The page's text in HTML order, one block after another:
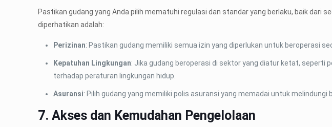
Pastikan gudang yang Anda pilih mematuhi regulasi dan standar yang berlaku, baik dari
diperhatikan adalah:
Perizinan: Pastikan gudang memiliki semua izin yang diperlukan untuk beroperasi
Kepatuhan Lingkungan: Jika gudang beroperasi di sektor yang diatur ketat, seperti
terhadap peraturan lingkungan hidup.
Asuransi: Pilih gudang yang memiliki polis asuransi yang memadai untuk
7. Akses dan Kemudahan Pengelolaan